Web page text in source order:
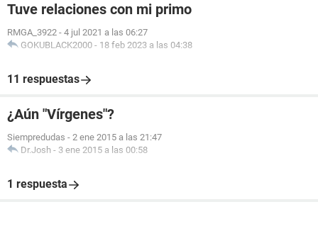
Tuve relaciones con mi primo
RMGA_3922 - 4 jul 2021 a las 06:27
GOKUBLACK2000 - 18 feb 2023 a las 04:38
11 respuestas
¿Aún "Vírgenes"?
Siempredudas - 2 ene 2015 a las 21:47
Dr.Josh - 3 ene 2015 a las 00:58
1 respuesta